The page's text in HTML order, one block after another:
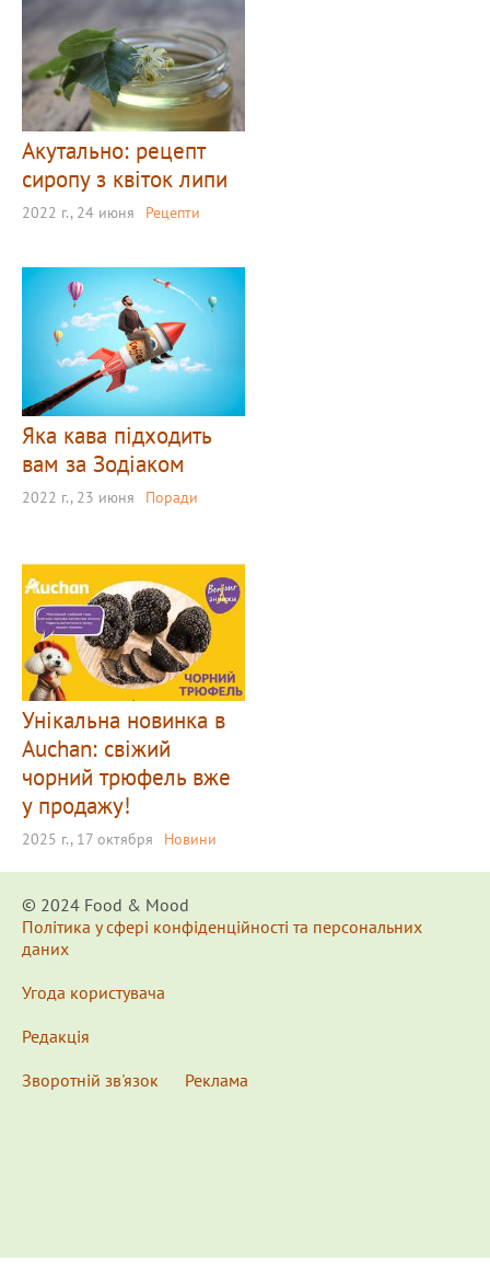
Акутально: рецепт
сиропу з квіток липи
2022 г., 24 июня Рецепти
Яка кава підходить
вам за Зодіаком
2022 г., 23 июня Поради
Унікальна новинка в
Auchan: свіжий
чорний трюфель вже
у продажу!
2025 г., 17 октября Новини
© 2024 Food & Мood
Політика у сфері конфіденційності та персональних
даних
Угода користувача
Редакція
Зворотній зв'язок
Реклама